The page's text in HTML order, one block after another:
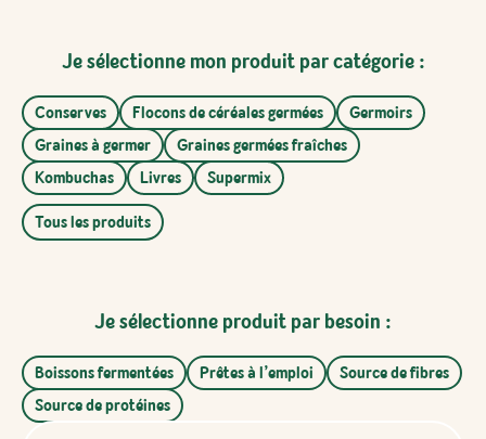
Je sélectionne mon produit par catégorie :
Conserves Flocons de céréales germées
Germoirs
Graines à germer
Graines germées fraîches
Kombuchas
Livres Supermix
Tous les produits
Je sélectionne produit par besoin :
Boissons fermentées Prêtes à l’emploi
Source de fibres
Source de protéines